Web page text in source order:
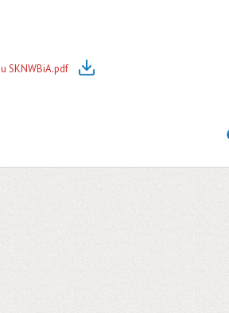
SKNWBiA.pdf